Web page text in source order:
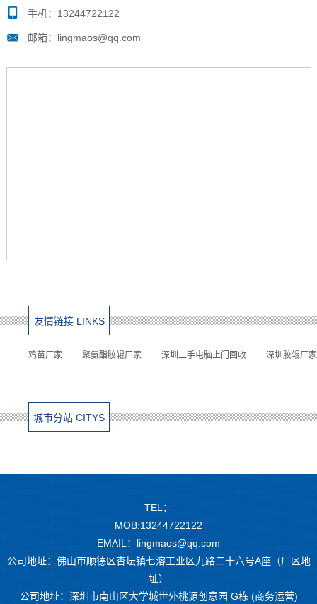
手机：13244722122
邮箱：lingmaos@qq.com
友情链接 LINKS
鸡苗厂家 聚氨酯胶辊厂家 深圳二手电脑上门回收 深圳胶辊厂家
城市分站 CITYS
TEL：
MOB:13244722122
EMAIL：lingmaos@qq.com
公司地址：佛山市顺德区杏坛镇七溶工业区九路二十六号A座（厂区地
址）
公司地址：深圳市南山区大学城世外桃源创意园 G栋 (商务运营)